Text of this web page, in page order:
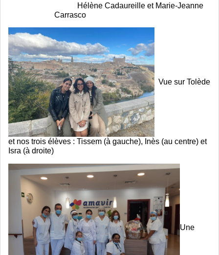
Hélène Cadaureille et Marie-Jeanne
Carrasco
Vue sur Tolède
et nos trois élèves : Tissem (à gauche), Inès (au centre) et
Isra (à droite)
Une